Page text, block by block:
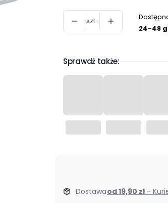
szt.
24-48
Sprawdź także:
Dostawa od 19,90 zł -